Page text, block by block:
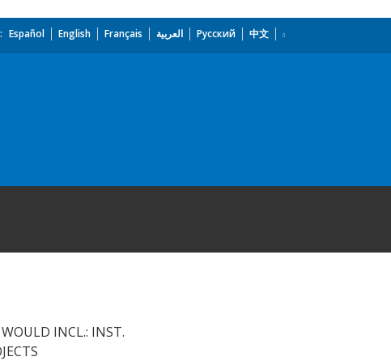
Español English Français العربية Русский 中文
INCL.: INST.